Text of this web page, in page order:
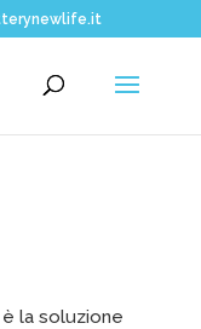
la soluzione